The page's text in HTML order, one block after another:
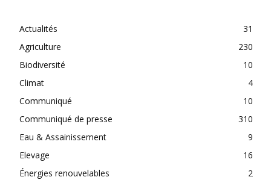
Actualités
31
Agriculture
230
Biodiversité
10
Climat
4
Communiqué
10
Communiqué de presse
310
Eau & Assainissement
9
Elevage
16
Énergies renouvelables
2